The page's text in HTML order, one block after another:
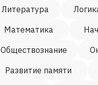
Литература
Математика
Обществознание
Развитие памяти